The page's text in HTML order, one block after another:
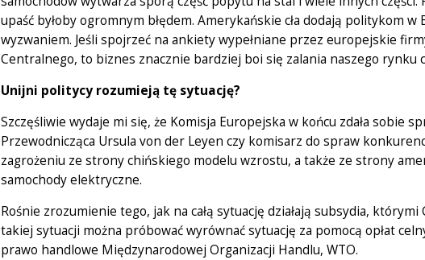
upaść byłoby ogromnym błędem. Amerykańskie cła dodają politykom
wyzwaniem. Jeśli spojrzeć na ankiety wypełniane przez europejskie
Centralnego, to biznes znacznie bardziej boi się zalania naszego rynku
Unijni politycy rozumieją tę sytuację?
Szczęśliwie wydaje mi się, że Komisja Europejska w końcu zdała sobie
Przewodnicząca Ursula von der Leyen czy komisarz do spraw
zagrożeniu ze strony chińskiego modelu wzrostu, a także ze strony
samochody elektryczne.
Rośnie zrozumienie tego, jak na całą sytuację działają subsydia,
takiej sytuacji można próbować wyrównać sytuację za pomocą opłat
prawo handlowe Międzynarodowej Organizacji Handlu, WTO.